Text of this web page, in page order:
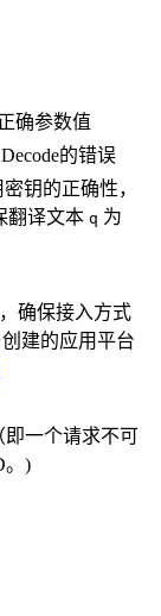
确参数值
的错误
钥的正确性，
翻译文本 q 为
确保接入方式
建的应用平台
即一个请求不可
。)